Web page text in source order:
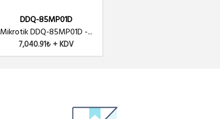
DDQ-85MP01D
Mikrotik DDQ-85MP01D -...
7,040.91₺ + KDV